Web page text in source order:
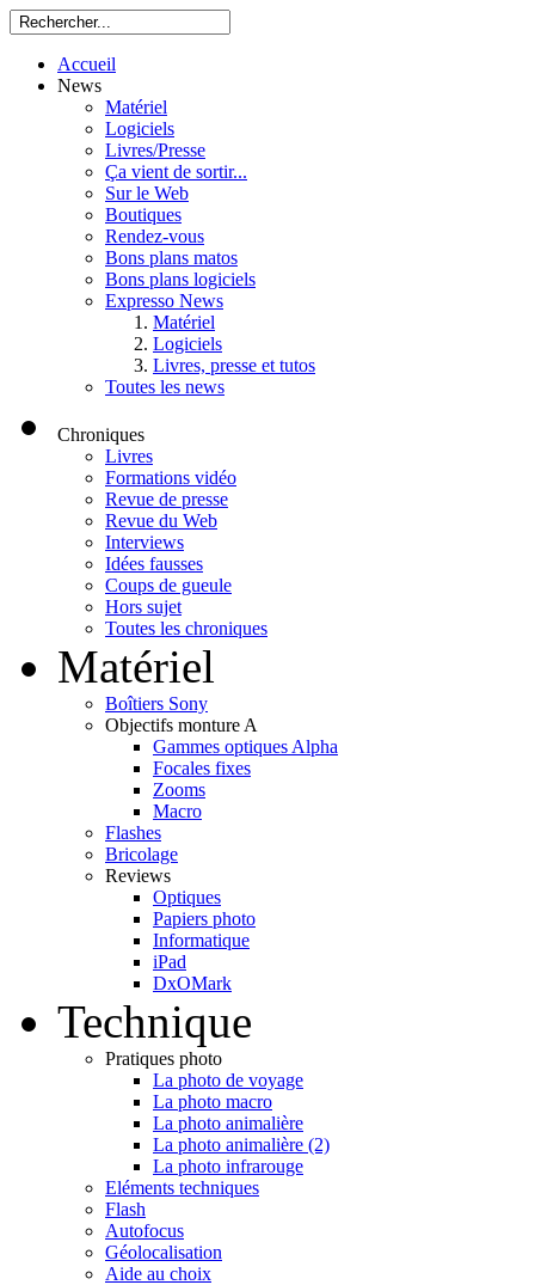
Accueil
News
Matériel
Logiciels
Livres/Presse
Ça vient de sortir...
Sur le Web
Boutiques
Rendez-vous
Bons plans matos
Bons plans logiciels
Expresso News
Matériel
Logiciels
Livres, presse et tutos
Toutes les news
Chroniques
Livres
Formations vidéo
Revue de presse
Revue du Web
Interviews
Idées fausses
Coups de gueule
Hors sujet
Toutes les chroniques
Matériel
Boîtiers Sony
Objectifs monture A
Gammes optiques Alpha
Focales fixes
Zooms
Macro
Flashes
Bricolage
Reviews
Optiques
Papiers photo
Informatique
iPad
DxOMark
Technique
Pratiques photo
La photo de voyage
La photo macro
La photo animalière
La photo animalière (2)
La photo infrarouge
Eléments techniques
Flash
Autofocus
Géolocalisation
Aide au choix